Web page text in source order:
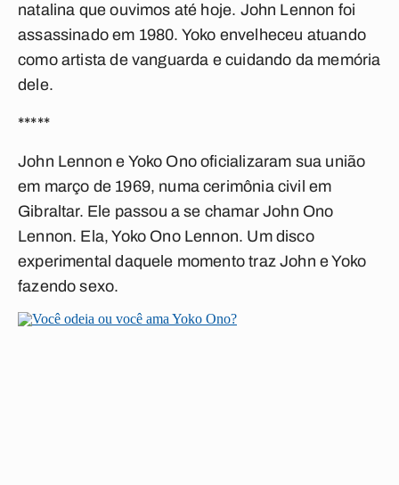
natalina que ouvimos até hoje. John Lennon foi
assassinado em 1980. Yoko envelheceu atuando
como artista de vanguarda e cuidando da memória
dele.
*****
John Lennon e Yoko Ono oficializaram sua união
em março de 1969, numa cerimônia civil em
Gibraltar. Ele passou a se chamar John Ono
Lennon. Ela, Yoko Ono Lennon. Um disco
experimental daquele momento traz John e Yoko
fazendo sexo.